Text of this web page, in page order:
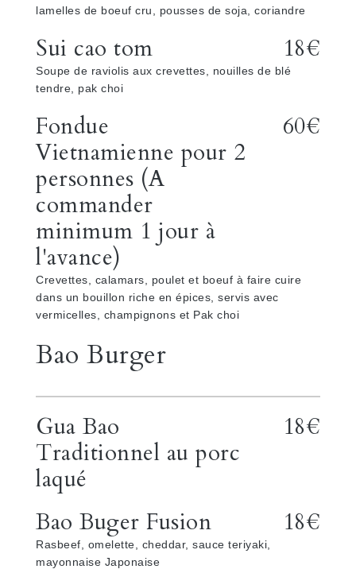
lamelles de boeuf cru, pousses de soja, coriandre
Sui cao tom 18€
Soupe de raviolis aux crevettes, nouilles de blé
tendre, pak choi
Fondue
Vietnamienne pour 2
personnes (A
commander
minimum 1 jour à
l'avance)
60€
Crevettes, calamars, poulet et boeuf à faire cuire
dans un bouillon riche en épices, servis avec
vermicelles, champignons et Pak choi
Bao Burger
Gua Bao
Traditionnel au porc
laqué
18€
Bao Buger Fusion 18€
Rasbeef, omelette, cheddar, sauce teriyaki,
mayonnaise Japonaise